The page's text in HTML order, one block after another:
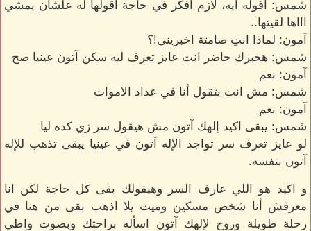
شمس: اقوله ايه، لازم افكر في حاجة اقولها له علشان يمشي
اااها لقيتها..
آمون: لماذا انتِ صامتة اخبريني!؟
شمس: هخبرك حاضر انت عايز تعرف ليه سكن آتون عينيا صح
آمون: نعم
شمس: مش انت بتقول أنا في عداد الاموات
آمون: نعم
شمس: يبقى اكيد إلهك آتون مش هيقول سر زي كده ليا
لو عايز تعرف سر تواجد الإله آتون في عينيا يبقى تذهب للإله
آتون بنفسه.
و اكيد هو اللي عارف السر وهيقولك بقى كل حاجة لكن انا
معرفش أنا شخص مسكين وميت يلا اذهب بقى من هنا في
رحلة طويلة وروح لإلهك آتون اسأله براحتك وبصوت واطي